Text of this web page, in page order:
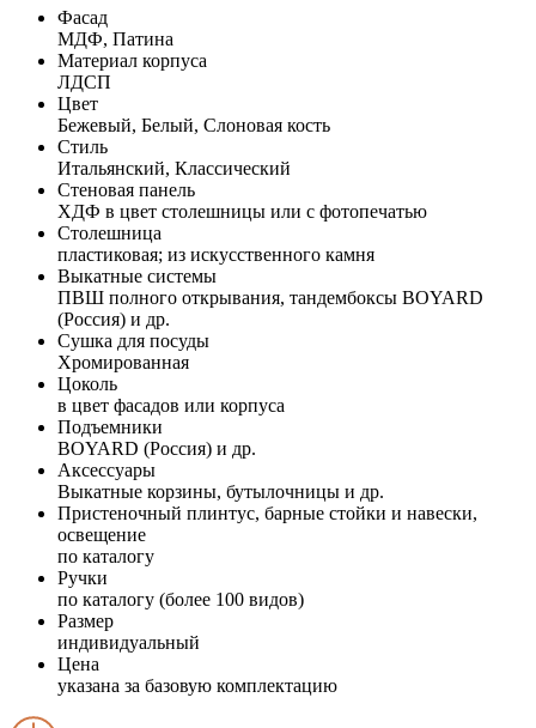
Фасад
МДФ, Патина
Материал корпуса
ЛДСП
Цвет
Бежевый, Белый, Слоновая кость
Стиль
Итальянский, Классический
Стеновая панель
ХДФ в цвет столешницы или с фотопечатью
Столешница
пластиковая; из искусственного камня
Выкатные системы
ПВШ полного открывания, тандембоксы BOYARD
(Россия) и др.
Сушка для посуды
Хромированная
Цоколь
в цвет фасадов или корпуса
Подъемники
BOYARD (Россия) и др.
Аксессуары
Выкатные корзины, бутылочницы и др.
Пристеночный плинтус, барные стойки и навески,
освещение
по каталогу
Ручки
по каталогу (более 100 видов)
Размер
индивидуальный
Цена
указана за базовую комплектацию